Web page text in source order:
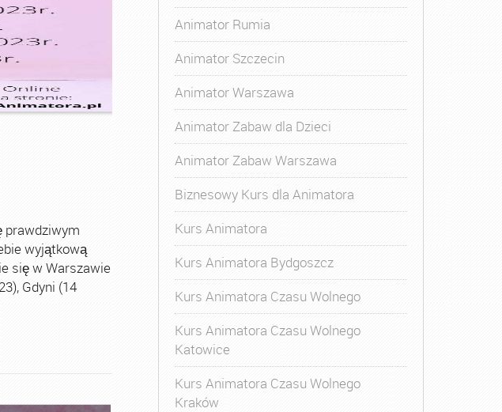
prawdziwym
wyjątkową
się w Warszawie
Gdyni (14
Animator Rumia
Animator Szczecin
Animator Warszawa
Animator Zabaw dla Dzieci
Animator Zabaw Warszawa
Biznesowy Kurs dla Animatora
Kurs Animatora
Kurs Animatora Bydgoszcz
Kurs Animatora Czasu Wolnego
Kurs Animatora Czasu Wolnego
Katowice
Kurs Animatora Czasu Wolnego
Kraków